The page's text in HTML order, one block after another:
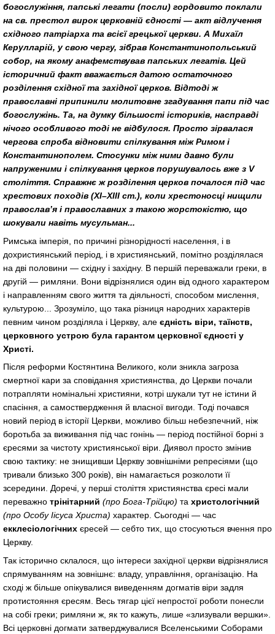
богослужіння, папські легати (посли) гордовито поклали
на св. престол вирок церковній єдності — акт відлучення
східного патріарха та всієї грецької церкви. А Михаїл
Керулларій, у свою чергу, зібрав Константинопольський
собор, на якому анафемствував папських легатів. Цей
історичний факт вважається датою остаточного
розділення східної та західної церков. Відтоді ж
православні припинили молитовне згадування папи під час
богослужінь. Та, на думку більшості істориків, насправді
нічого особливого тоді не відбулося. Просто зірвалася
чергова спроба відновити спілкування між Римом і
Константинополем. Стосунки між ними давно були
напруженими і спілкування церков порушувалось вже з V
століття. Справжнє ж розділення церков почалося під час
хрестових походів (ХІ–ХIII ст.), коли хрестоносці нищили
православ’я і православних з такою жорстокістю, що
шокували навіть мусульман...
Римська імперія, по причині різнорідності населення, і в
дохристиянський період, і в християнський, помітно розділялася
на дві половини — східну і західну. В першій переважали греки, в
другій — римляни. Вони відрізнялися один від одного характером
і направленням свого життя та діяльності, способом мислення,
культурою... Зрозуміло, що така різниця народних характерів
певним чином розділяла і Церкву, але єдність віри, таїнств,
церковного устрою була гарантом церковної єдності у
Христі.
Після реформи Костянтина Великого, коли зникла загроза
смертної кари за сповідання християнства, до Церкви почали
потрапляти номінальні християни, котрі шукали тут не істини й
спасіння, а самоствердження й власної вигоди. Тоді почався
новий період в історії Церкви, можливо більш небезпечний, ніж
боротьба за виживання під час гонінь — період постійної борні з
єресями за чистоту християнської віри. Диявол просто змінив
свою тактику: не знищивши Церкву зовнішніми репресіями (що
тривали близько 300 років), він намагається розколоти її
зсередини. Доречі, у перші століття християнства єресі мали
переважно трінітарний (про Бога-Трійцю) та христологічний
(про Особу Іісуса Христа) характер. Сьогодні — час
екклесіологічних єресей — себто тих, що стосуються вчення про
Церкву.
Так історично склалося, що інтереси західної церкви відрізнялися
спрямуванням на зовнішнє: владу, управління, організацію. На
сході ж більше опікувалися виведенням догматів віри задля
протистояння єресям. Весь тягар цієї непростої роботи понесли
на собі греки; римляни ж, як то кажуть, лише «злизували вершки».
Всі церковні догмати затверджувалися Вселенськими Соборами